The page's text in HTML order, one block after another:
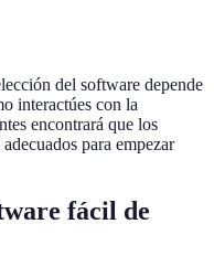
del software depende
interactúes con la
encontrará que los
para empezar
fácil de